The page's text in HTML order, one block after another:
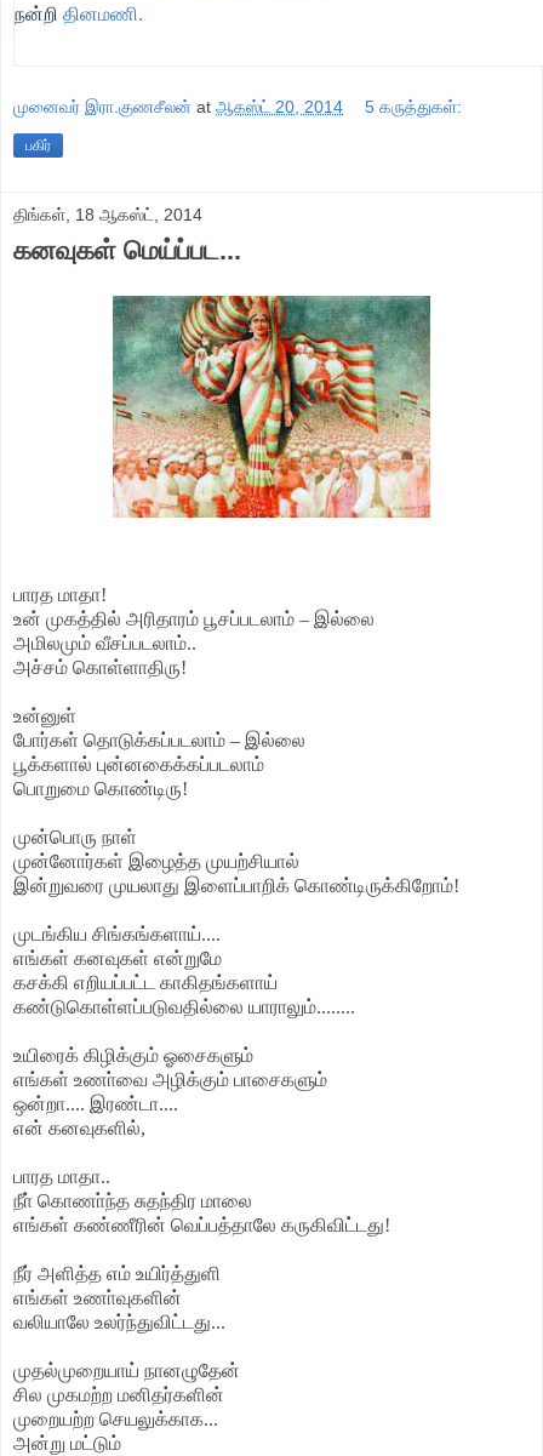
நன்றி தினமணி.
முனைவர் இரா.குணசீலன் at ஆகஸ்ட் 20, 2014 5 கருத்துகள்:
பகிர்
திங்கள், 18 ஆகஸ்ட், 2014
கனவுகள் மெய்ப்பட...
பாரத மாதா!
உன் முகத்தில் அரிதாரம் பூசப்படலாம் – இல்லை
அமிலமும் வீசப்படலாம்..
அச்சம் கொள்ளாதிரு!
உன்னுள்
போர்கள் தொடுக்கப்படலாம் – இல்லை
பூக்களால் புன்னகைக்கப்படலாம்
பொறுமை கொண்டிரு!
முன்பொரு நாள்
முன்னோர்கள் இழைத்த முயற்சியால்
இன்றுவரை முயலாது இளைப்பாறிக் கொண்டிருக்கிறோம்!
முடங்கிய சிங்கங்களாய்....
எங்கள் கனவுகள் என்றுமே
கசக்கி எறியப்பட்ட காகிதங்களாய்
கண்டுகொள்ளப்படுவதில்லை யாராலும்........
உயிரைக் கிழிக்கும் ஓசைகளும்
எங்கள் உணா்வை அழிக்கும் பாசைகளும்
ஒன்றா.... இரண்டா....
என் கனவுகளில்,
பாரத மாதா..
நீா் கொணா்ந்த சுதந்திர மாலை
எங்கள் கண்ணீரின் வெப்பத்தாலே கருகிவிட்டது!
நீர் அளித்த எம் உயிர்த்துளி
எங்கள் உணா்வுகளின்
வலியாலே உலர்ந்துவிட்டது...
முதல்முறையாய் நானழுதேன்
சில முகமற்ற மனிதர்களின்
முறையற்ற செயலுக்காக...
அன்று மட்டும்